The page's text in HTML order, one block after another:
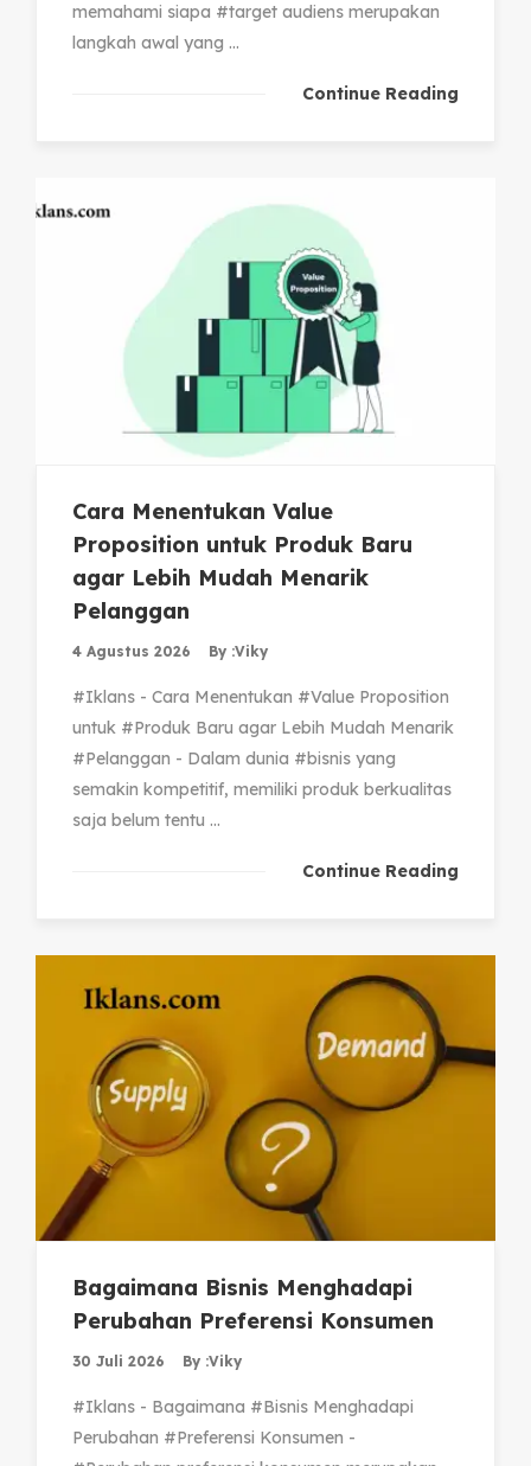
memahami siapa #target audiens merupakan
langkah awal yang ...
Continue Reading
Cara Menentukan Value
Proposition untuk Produk Baru
agar Lebih Mudah Menarik
Pelanggan
4 Agustus 2026 By :Viky
#Iklans - Cara Menentukan #Value Proposition
untuk #Produk Baru agar Lebih Mudah Menarik
#Pelanggan - Dalam dunia #bisnis yang
semakin kompetitif, memiliki produk berkualitas
saja belum tentu ...
Continue Reading
Bagaimana Bisnis Menghadapi
Perubahan Preferensi Konsumen
30 Juli 2026 By :Viky
#Iklans - Bagaimana #Bisnis Menghadapi
Perubahan #Preferensi Konsumen -